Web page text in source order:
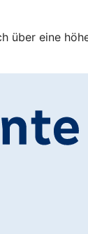
über eine